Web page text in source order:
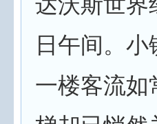
日午间。
一楼客流如